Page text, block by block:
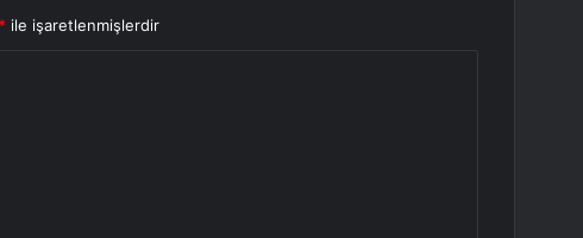
* ile işaretlenmişlerdir